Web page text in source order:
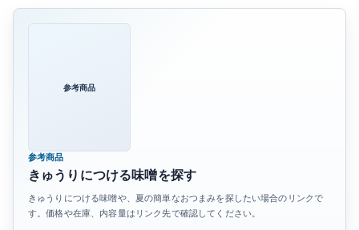
参考商品
参考商品
きゅうりにつける味噌を探す
きゅうりにつける味噌や、夏の簡単なおつまみを探したい場合のリンクで
す。価格や在庫、内容量はリンク先で確認してください。